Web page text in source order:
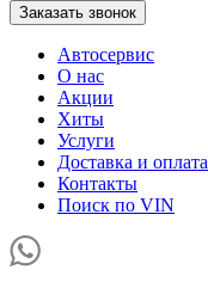
Заказать звонок
Автосервис
О нас
Акции
Хиты
Услуги
Доставка и оплата
Контакты
Поиск по VIN